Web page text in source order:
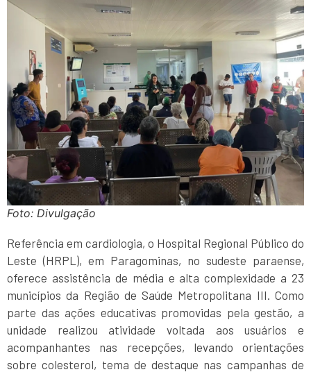
Foto: Divulgação
Referência em cardiologia, o Hospital Regional Público do
Leste (HRPL), em Paragominas, no sudeste paraense,
oferece assistência de média e alta complexidade a 23
municípios da Região de Saúde Metropolitana III. Como
parte das ações educativas promovidas pela gestão, a
unidade realizou atividade voltada aos usuários e
acompanhantes nas recepções, levando orientações
sobre colesterol, tema de destaque nas campanhas de